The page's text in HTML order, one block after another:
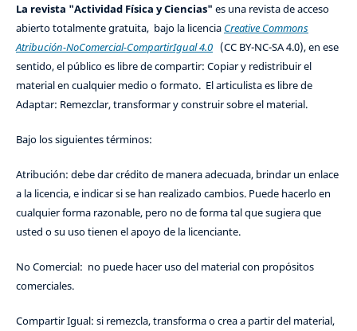
La revista "Actividad Física y Ciencias" es una revista de acceso
abierto totalmente gratuita, bajo la licencia Creative Commons
Atribución-NoComercial-CompartirIgual 4.0(CC BY-NC-SA 4.0), en ese
sentido, el público es libre de compartir: Copiar y redistribuir el
material en cualquier medio o formato. El articulista es libre de
Adaptar: Remezclar, transformar y construir sobre el material.
Bajo los siguientes términos:
Atribución: debe dar crédito de manera adecuada, brindar un enlace
a la licencia, e indicar si se han realizado cambios. Puede hacerlo en
cualquier forma razonable, pero no de forma tal que sugiera que
usted o su uso tienen el apoyo de la licenciante.
No Comercial: no puede hacer uso del material con propósitos
comerciales.
Compartir Igual: si remezcla, transforma o crea a partir del material,